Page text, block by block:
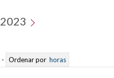
- Ordenar por horas